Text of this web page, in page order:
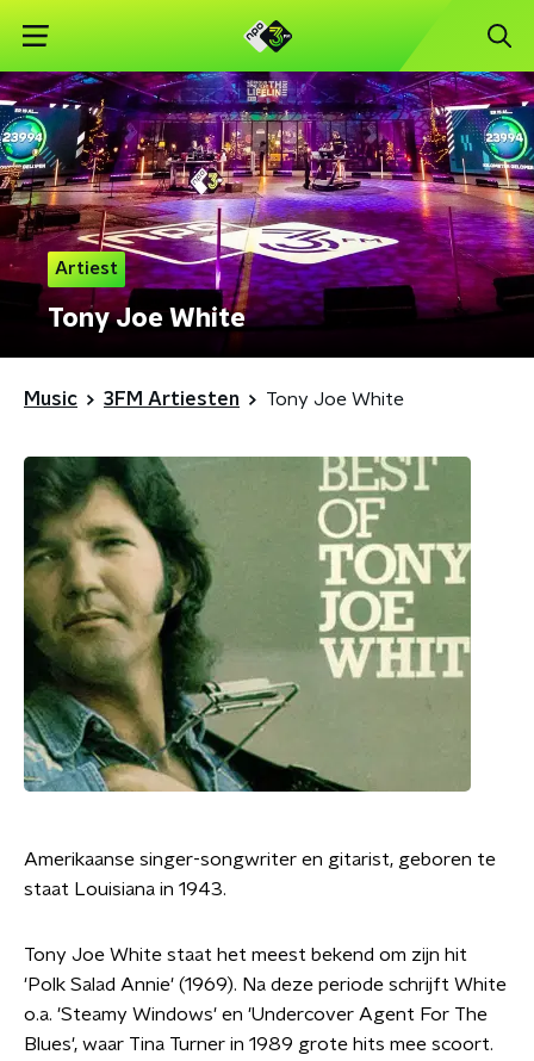
Artiest
Tony Joe White
Music 3FM Artiesten Tony Joe White
Amerikaanse singer-songwriter en gitarist, geboren te
staat Louisiana in 1943.
Tony Joe White staat het meest bekend om zijn hit
'Polk Salad Annie' (1969). Na deze periode schrijft White
o.a. 'Steamy Windows' en 'Undercover Agent For The
Blues', waar Tina Turner in 1989 grote hits mee scoort.